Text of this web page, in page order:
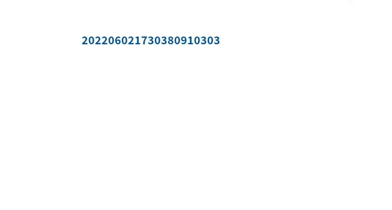
202206021730380910303